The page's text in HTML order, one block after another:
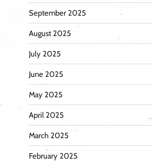
September 2025
August 2025
July 2025
June 2025
May 2025
April 2025
March 2025
February 2025